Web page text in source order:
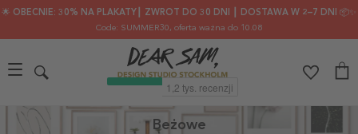
🌟 OBECNIE: 30% NA PLAKATY┃ ZWROT DO 30 DNI ┃ DOSTAWA W 2–7 DNI 📦✨
Code: SUMMER30, oferta ważna do 10.08
Beżowe